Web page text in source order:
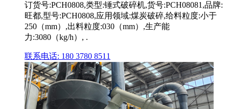
订货号:PCH0808,类型:锤式破碎机,货号:PCH08081,品牌:
旺都,型号:PCH0808,应用领域:煤炭破碎,给料粒度:小于
250（mm）,出料粒度:030（mm）,生产能
力:3080（kg/h）, .
联系电话: 180 3780 8511